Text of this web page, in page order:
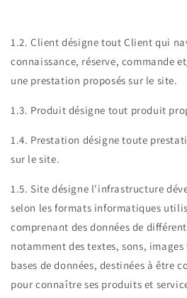
1.2. Client désigne tout Client qui
connaissance, réserve, commande
une prestation proposés sur le site.
1.3. Produit désigne tout produit
1.4. Prestation désigne toute
sur le site.
1.5. Site désigne l'infrastructure
selon les formats informatiques
comprenant des données de
notamment des textes, sons,
bases de données, destinées à être
pour connaître ses produits et